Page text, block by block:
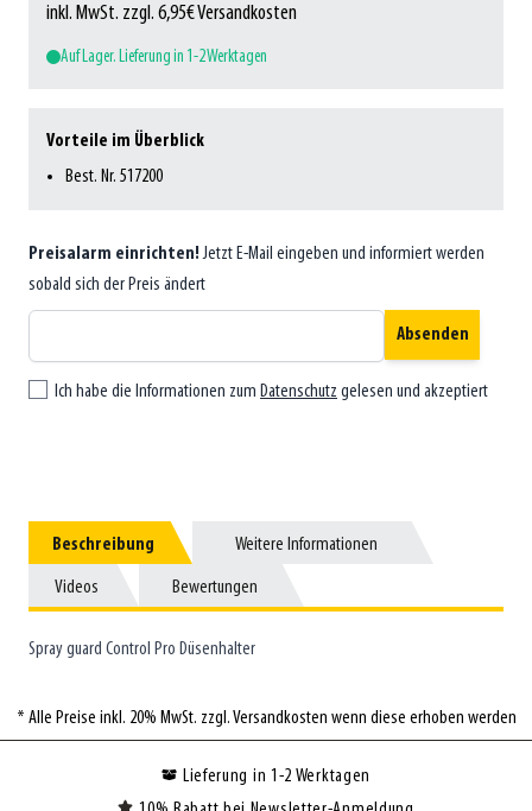
inkl. MwSt. zzgl. 6,95€ Versandkosten
Auf Lager. Lieferung in 1-2 Werktagen
Vorteile im Überblick
Best. Nr. 517200
Preisalarm einrichten! Jetzt E-Mail eingeben und informiert werden
sobald sich der Preis ändert
Absenden
Ich habe die Informationen zum Datenschutz gelesen und akzeptiert
Beschreibung
Beschreibung Weitere Informationen
Weitere Informationen
Videos
Videos Bewertungen
Bewertungen
Spray guard Control Pro Düsenhalter
* Alle Preise inkl. 20% MwSt. zzgl. Versandkosten wenn diese erhoben werden
Lieferung in 1-2 Werktagen